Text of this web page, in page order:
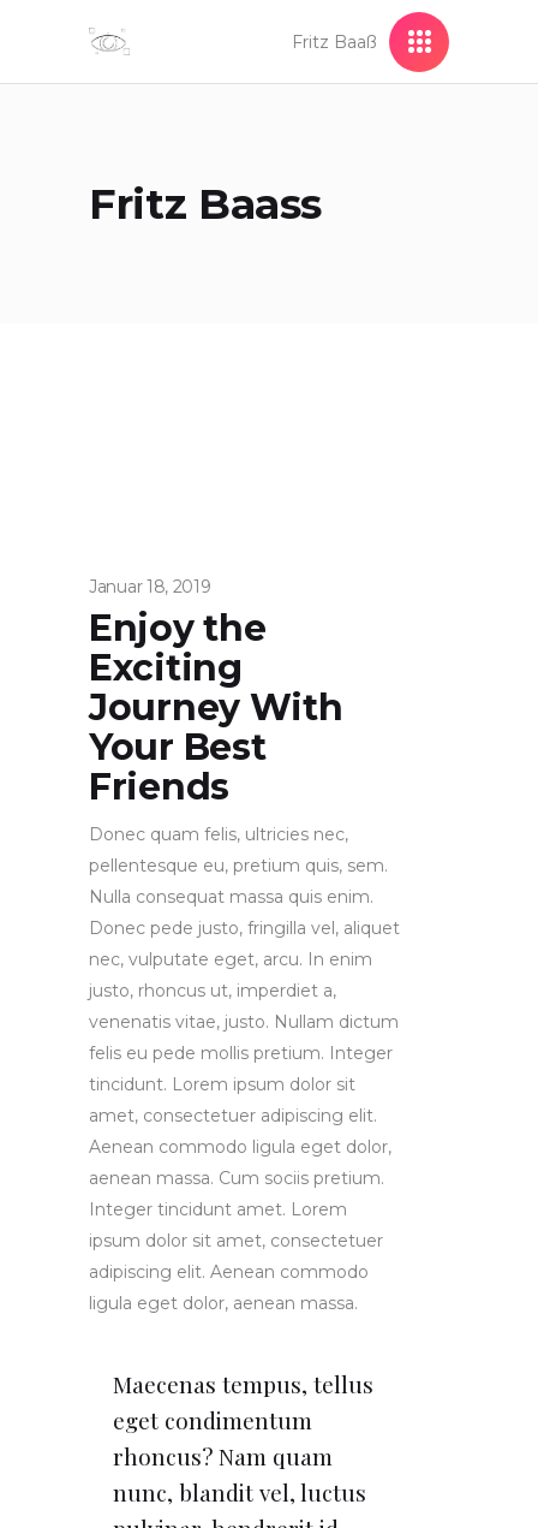
Fritz Baaß
Fritz Baass
Januar 18, 2019
Enjoy the
Exciting
Journey With
Your Best
Friends
Donec quam felis, ultricies nec,
pellentesque eu, pretium quis, sem.
Nulla consequat massa quis enim.
Donec pede justo, fringilla vel, aliquet
nec, vulputate eget, arcu. In enim
justo, rhoncus ut, imperdiet a,
venenatis vitae, justo. Nullam dictum
felis eu pede mollis pretium. Integer
tincidunt. Lorem ipsum dolor sit
amet, consectetuer adipiscing elit.
Aenean commodo ligula eget dolor,
aenean massa. Cum sociis pretium.
Integer tincidunt amet. Lorem
ipsum dolor sit amet, consectetuer
adipiscing elit. Aenean commodo
ligula eget dolor, aenean massa.
Maecenas tempus, tellus
eget condimentum
rhoncus? Nam quam
nunc, blandit vel, luctus